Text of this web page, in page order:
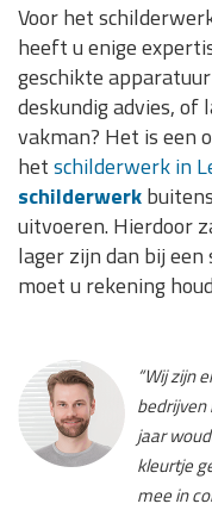
Voor het
heeft u enige
geschikte
deskundig advies, of
vakman? Het is een
hetschilderwerk in
schilderwerk
uitvoeren. Hierdoor
lager zijn dan bij
moet u rekening
“Wij zijn
bedrijven
jaar
kleurtje
mee in